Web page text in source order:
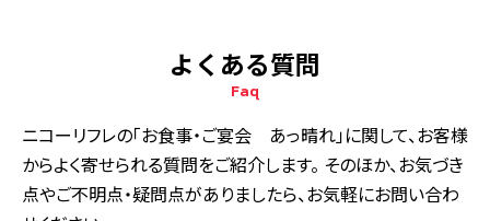
よくある質問
Faq
ニコーリフレの「お食事・ご宴会 あっ晴れ」に関して、お客様
からよく寄せられる質問をご紹介します。 そのほか、お気づき
点やご不明点・疑問点がありましたら、お気軽にお問い合わ